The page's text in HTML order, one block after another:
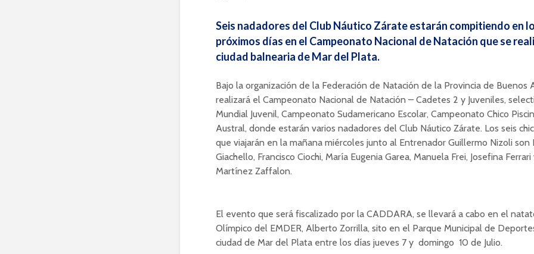
Seis nadadores del Club Náutico Zárate estarán compitiendo en
próximos días en el Campeonato Nacional de Natación que se
ciudad balnearia de Mar del Plata.
Bajo la organización de la Federación de Natación de la Provincia de Buenos
realizará el Campeonato Nacional de Natación – Cadetes 2 y Juveniles,
Mundial Juvenil, Campeonato Sudamericano Escolar, Campeonato Chico
Austral, donde estarán varios nadadores del Club Náutico Zárate. Los seis
que viajarán en la mañana miércoles junto al Entrenador Guillermo Nizoli son
Giachello, Francisco Ciochi, María Eugenia Garea, Manuela Frei, Josefina
Martínez Zaffalon.
El evento que será fiscalizado por la CADDARA, se llevará a cabo en el
Olímpico del EMDER, Alberto Zorrilla, sito en el Parque Municipal de
ciudad de Mar del Plata entre los días jueves 7 y domingo 10 de Julio.